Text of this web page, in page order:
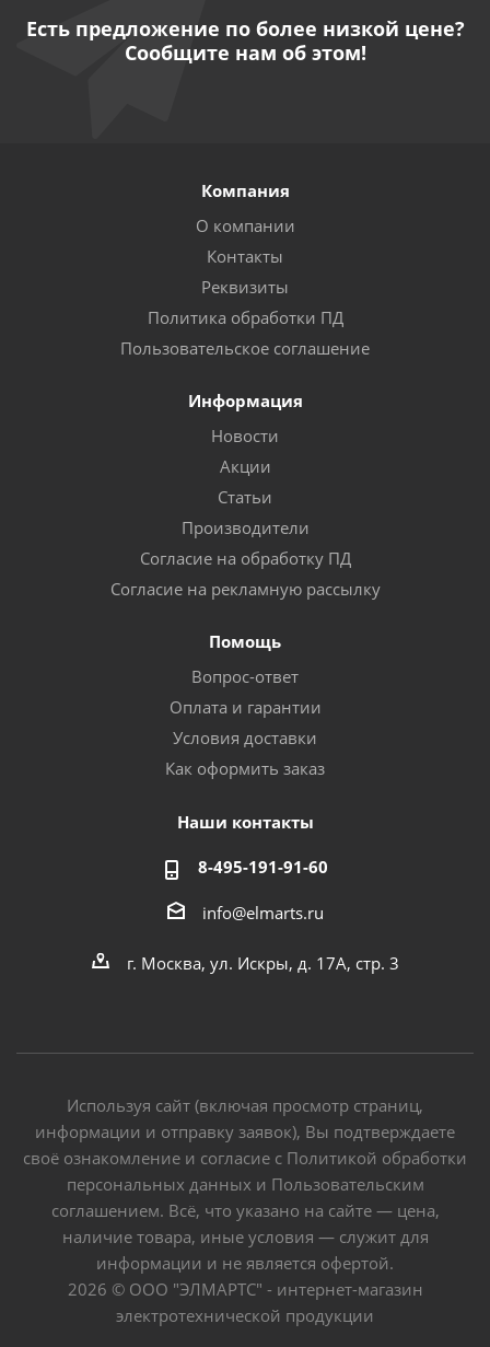
Есть предложение по более низкой цене?
Сообщите нам об этом!
Компания
О компании
Контакты
Реквизиты
Политика обработки ПД
Пользовательское соглашение
Информация
Новости
Акции
Статьи
Производители
Согласие на обработку ПД
Согласие на рекламную рассылку
Помощь
Вопрос-ответ
Оплата и гарантии
Условия доставки
Как оформить заказ
Наши контакты
8-495-191-91-60
info@elmarts.ru
г. Москва, ул. Искры, д. 17А, стр. 3
Используя сайт (включая просмотр страниц,
информации и отправку заявок), Вы подтверждаете
своё ознакомление и согласие с Политикой обработки
персональных данных и Пользовательским
соглашением. Всё, что указано на сайте — цена,
наличие товара, иные условия — служит для
информации и не является офертой.
2026 © ООО "ЭЛМАРТС" - интернет-магазин
электротехнической продукции